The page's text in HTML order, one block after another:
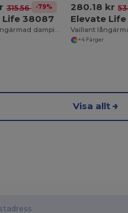
315.56 kr-79%
Life 38087
Oakville långärmad dampikétröja
280.18 kr
Elevate Life
+4 Färger
Visa allt